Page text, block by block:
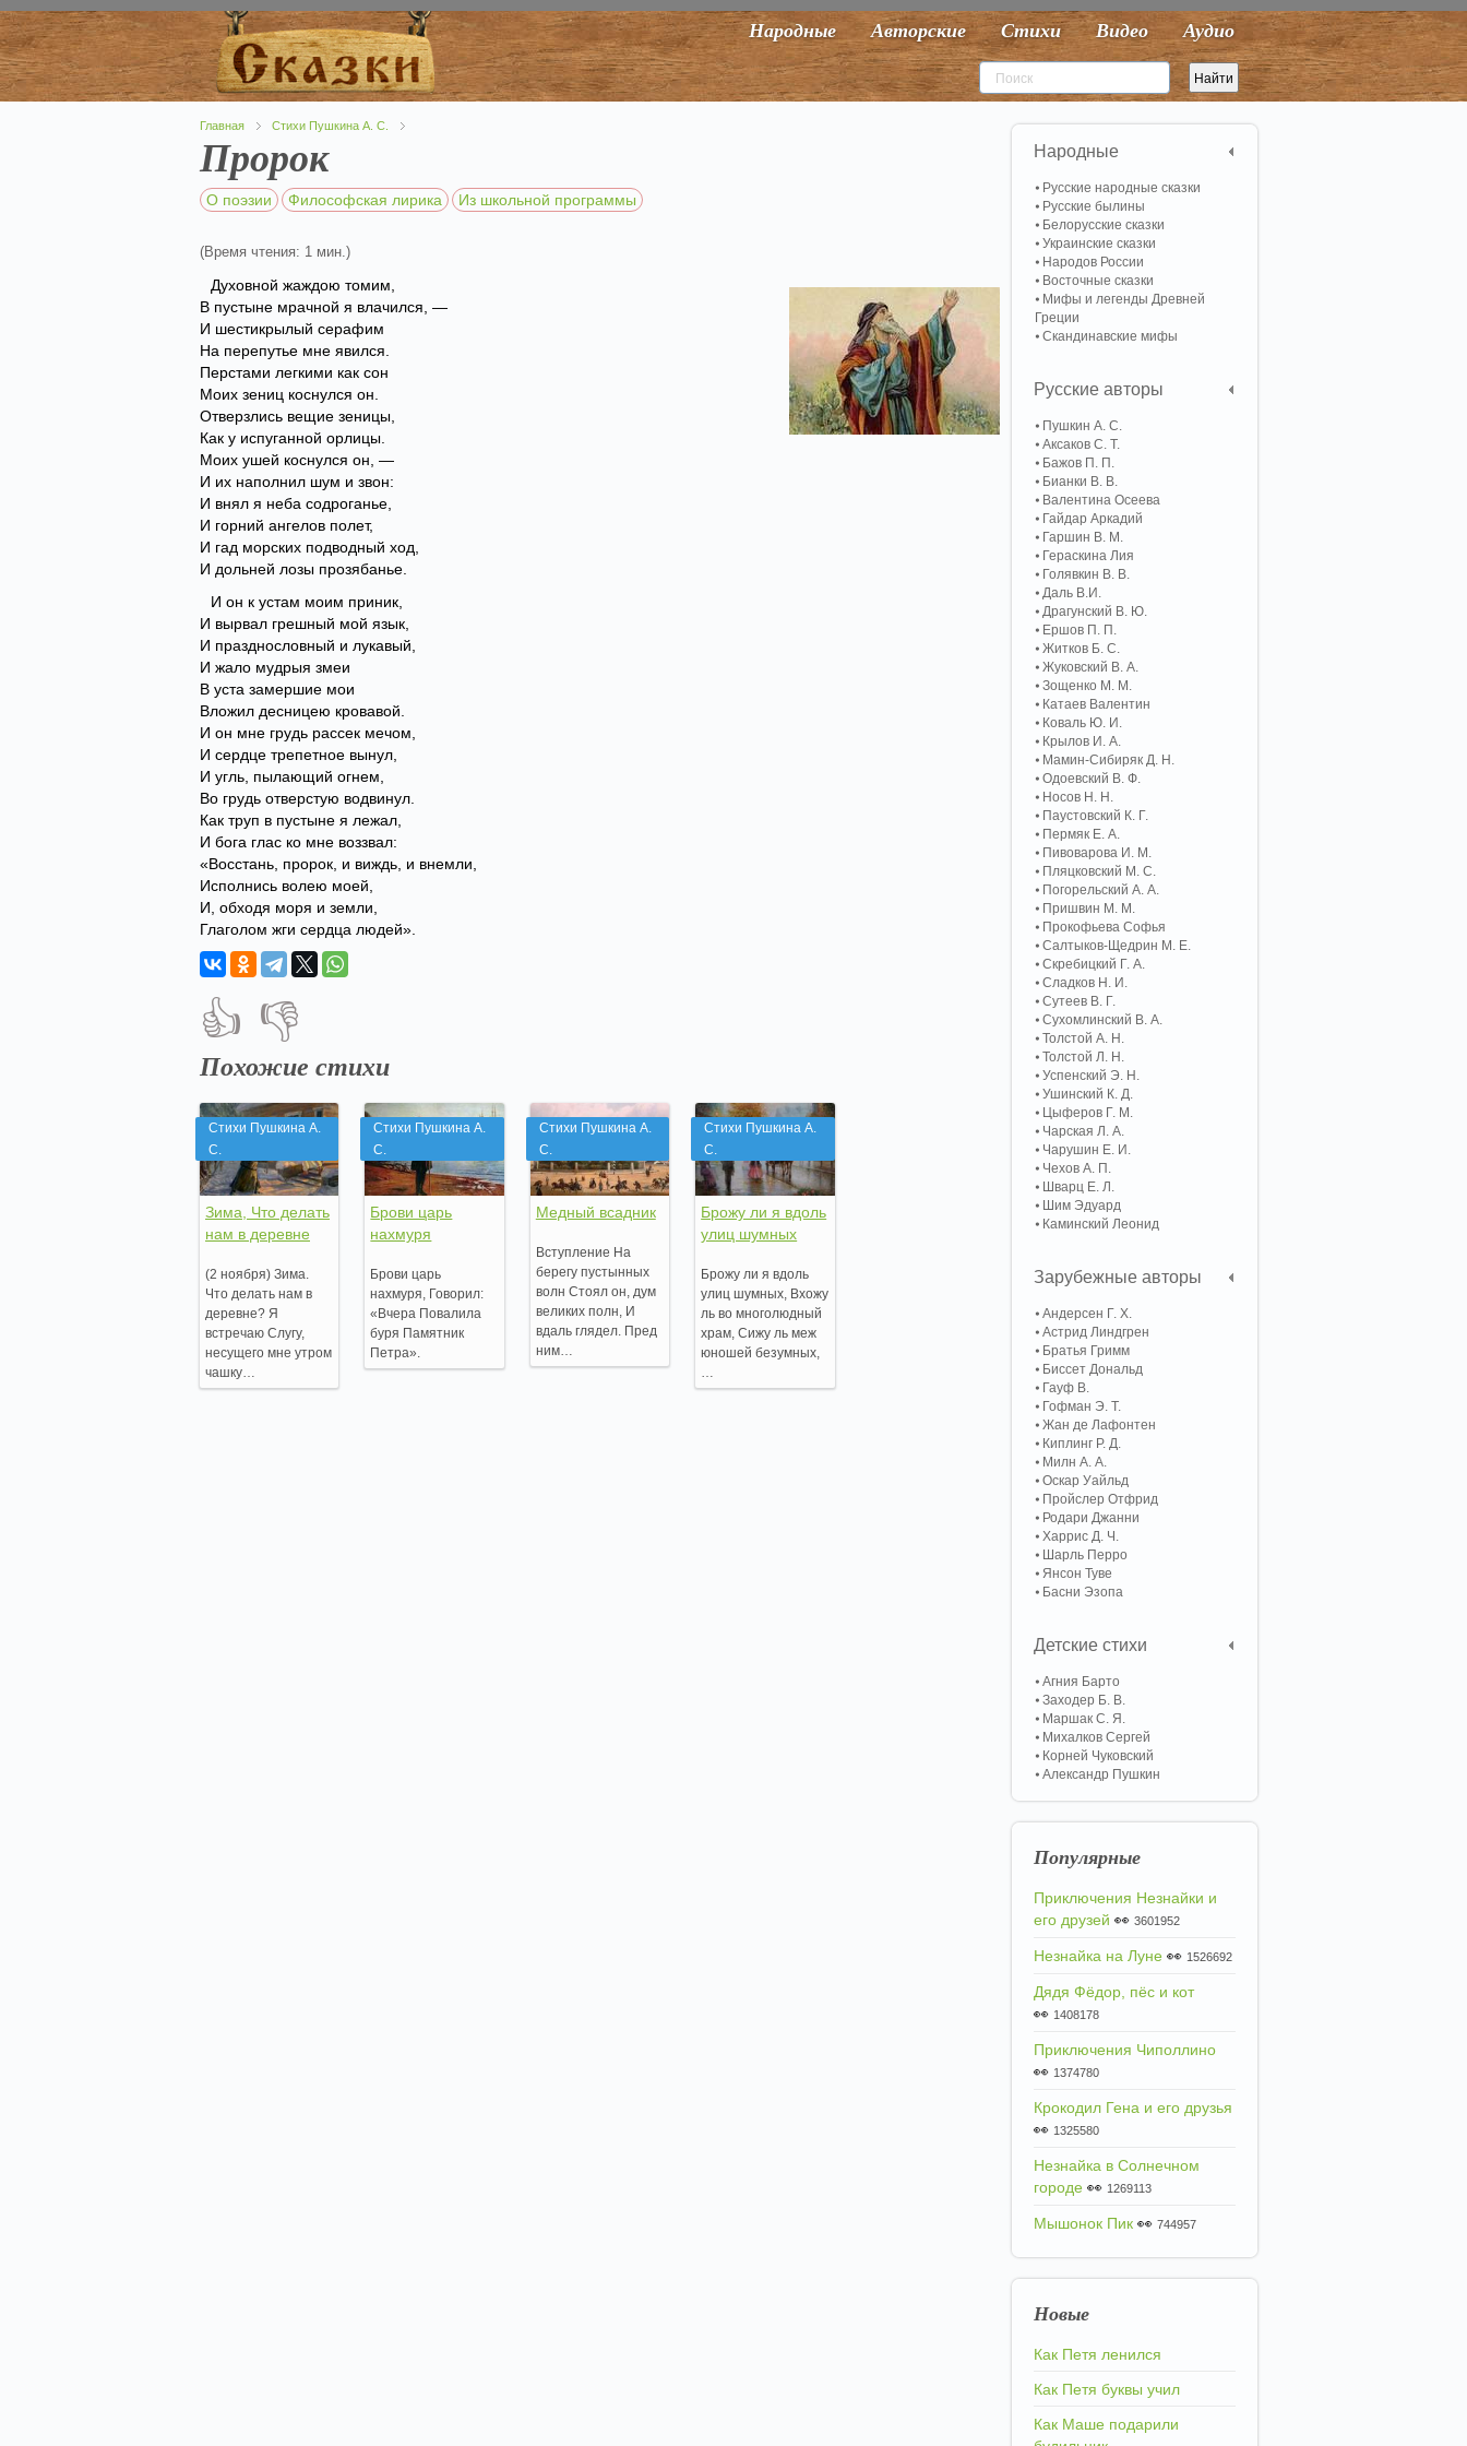
Народные Авторские Стихи Видео Аудио
Главная Стихи Пушкина А. С.
Пророк
О поэзии Философская лирика Из школьной программы
(Время чтения: 1 мин.)
Духовной жаждою томим,
В пустыне мрачной я влачился, —
И шестикрылый серафим
На перепутье мне явился.
Перстами легкими как сон
Моих зениц коснулся он.
Отверзлись вещие зеницы,
Как у испуганной орлицы.
Моих ушей коснулся он, —
И их наполнил шум и звон:
И внял я неба содроганье,
И горний ангелов полет,
И гад морских подводный ход,
И дольней лозы прозябанье.
И он к устам моим приник,
И вырвал грешный мой язык,
И празднословный и лукавый,
И жало мудрыя змеи
В уста замершие мои
Вложил десницею кровавой.
И он мне грудь рассек мечом,
И сердце трепетное вынул,
И угль, пылающий огнем,
Во грудь отверстую водвинул.
Как труп в пустыне я лежал,
И бога глас ко мне воззвал:
«Восстань, пророк, и виждь, и внемли,
Исполнись волею моей,
И, обходя моря и земли,
Глаголом жги сердца людей».
👍 👎
Похожие стихи
Стихи Пушкина А.
С.
Зима, Что делать
нам в деревне
(2 ноября) Зима.
Что делать нам в
деревне? Я
встречаю Слугу,
несущего мне утром
чашку…
Стихи Пушкина А.
С.
Брови царь
нахмуря
Брови царь
нахмуря, Говорил:
«Вчера Повалила
буря Памятник
Петра».
Стихи Пушкина А.
С.
Медный всадник
Вступление На
берегу пустынных
волн Стоял он, дум
великих полн, И
вдаль глядел. Пред
ним…
Стихи Пушкина А.
С.
Брожу ли я вдоль
улиц шумных
Брожу ли я вдоль
улиц шумных, Вхожу
ль во многолюдный
храм, Сижу ль меж
юношей безумных,
…
Народные
Русские народные сказки
Русские былины
Белорусские сказки
Украинские сказки
Народов России
Восточные сказки
Мифы и легенды Древней
Греции
Скандинавские мифы
Русские авторы
Пушкин А. С.
Аксаков С. Т.
Бажов П. П.
Бианки В. В.
Валентина Осеева
Гайдар Аркадий
Гаршин В. М.
Гераскина Лия
Голявкин В. В.
Даль В.И.
Драгунский В. Ю.
Ершов П. П.
Житков Б. С.
Жуковский В. А.
Зощенко М. М.
Катаев Валентин
Коваль Ю. И.
Крылов И. А.
Мамин-Сибиряк Д. Н.
Одоевский В. Ф.
Носов Н. Н.
Паустовский К. Г.
Пермяк Е. А.
Пивоварова И. М.
Пляцковский М. С.
Погорельский А. A.
Пришвин М. М.
Прокофьева Софья
Салтыков-Щедрин М. Е.
Скребицкий Г. А.
Сладков Н. И.
Сутеев В. Г.
Сухомлинский В. А.
Толстой А. Н.
Толстой Л. Н.
Успенский Э. Н.
Ушинский К. Д.
Цыферов Г. М.
Чарская Л. А.
Чарушин Е. И.
Чехов А. П.
Шварц Е. Л.
Шим Эдуард
Каминский Леонид
Зарубежные авторы
Андерсен Г. Х.
Астрид Линдгрен
Братья Гримм
Биссет Дональд
Гауф В.
Гофман Э. Т.
Жан де Лафонтен
Киплинг Р. Д.
Милн А. А.
Оскар Уайльд
Пройслер Отфрид
Родари Джанни
Харрис Д. Ч.
Шарль Перро
Янсон Туве
Басни Эзопа
Детские стихи
Агния Барто
Заходер Б. В.
Маршак С. Я.
Михалков Сергей
Корней Чуковский
Александр Пушкин
Популярные
Приключения Незнайки и
его друзей 👀 3601952
Незнайка на Луне 👀 1526692
Дядя Фёдор, пёс и кот
👀 1408178
Приключения Чиполлино
👀 1374780
Крокодил Гена и его друзья
👀 1325580
Незнайка в Солнечном
городе 👀 1269113
Мышонок Пик 👀 744957
Новые
Как Петя ленился
Как Петя буквы учил
Как Маше подарили